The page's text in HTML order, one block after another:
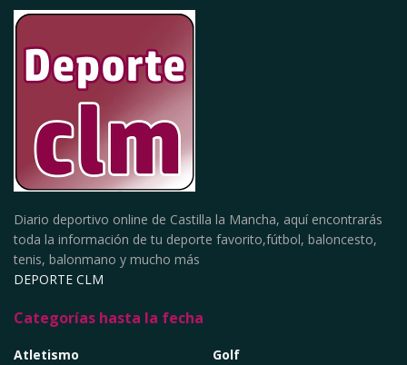
Diario deportivo online de Castilla la Mancha, aquí encontrarás
toda la información de tu deporte favorito,fútbol, baloncesto,
tenis, balonmano y mucho más
DEPORTE CLM
Categorías hasta la fecha
Atletismo
Golf